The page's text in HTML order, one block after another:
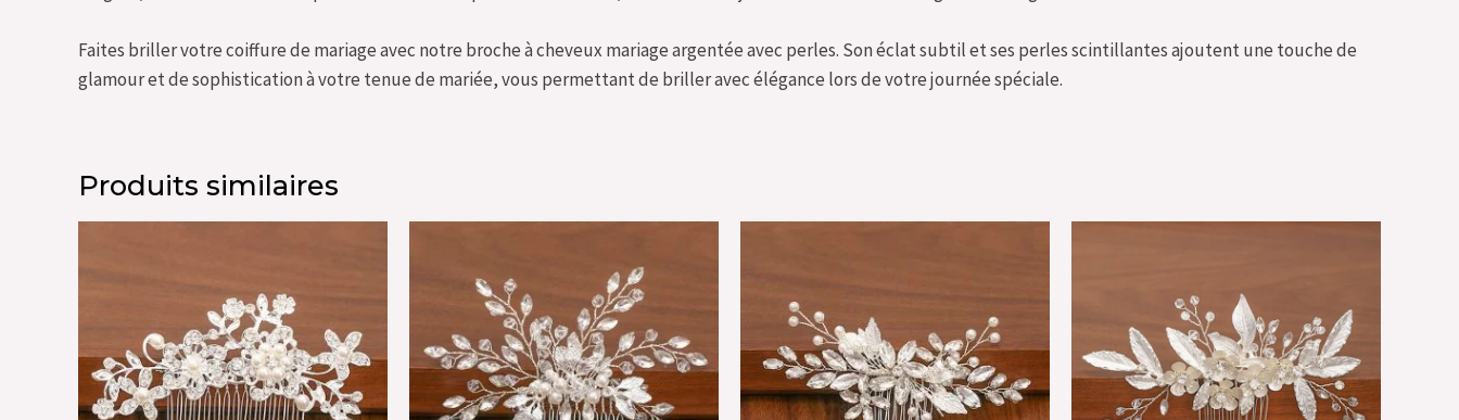
Faites briller votre coiffure de mariage avec notre broche à cheveux mariage argentée avec perles. Son éclat subtil et ses perles scintillantes ajoutent une touche de
glamour et de sophistication à votre tenue de mariée, vous permettant de briller avec élégance lors de votre journée spéciale.
Produits similaires